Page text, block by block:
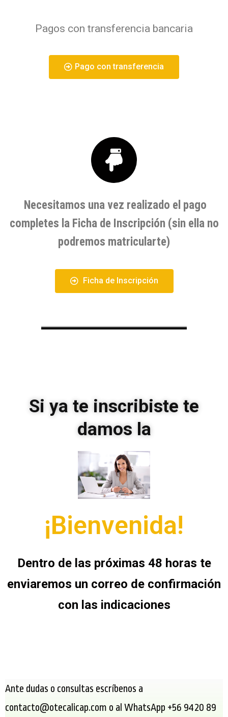
Pagos con transferencia bancaria
Pago con transferencia
Necesitamos una vez realizado el pago
completes la Ficha de Inscripción (sin ella no
podremos matricularte)
Ficha de Inscripción
Si ya te inscribiste te
damos la
¡Bienvenida!
Dentro de las próximas 48 horas te
enviaremos un correo de confirmación
con las indicaciones
Ante dudas o consultas escríbenos a
contacto@otecalicap.com o al WhatsApp +56 9420 89